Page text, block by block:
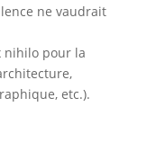
ne vaudrait
nihilo pour la
etc.).